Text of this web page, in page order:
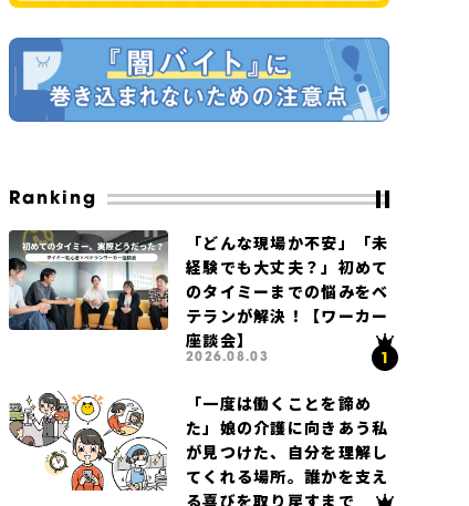
Ranking
「どんな現場か不安」「未
経験でも大丈夫？」初めて
のタイミーまでの悩みをベ
テランが解決！【ワーカー
座談会】
2026.08.03
「一度は働くことを諦め
た」娘の介護に向きあう私
が見つけた、自分を理解し
てくれる場所。誰かを支え
る喜びを取り戻すまで